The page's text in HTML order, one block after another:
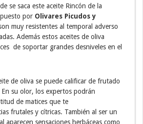
se saca este aceite Rincón de la
por Olivares Picudos y
muy resistentes al temporal adverso
Además estos aceites de oliva
de soportar grandes desniveles en el
de oliva se puede calificar de frutado
su olor, los expertos podrán
de matices que te
frutales y cítricas. También al ser un
aparecen sensaciones herbáceas como